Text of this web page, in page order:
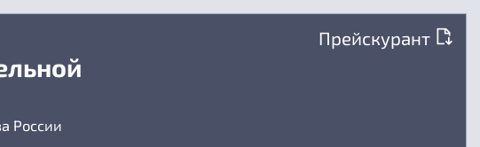
Прейскурант
России